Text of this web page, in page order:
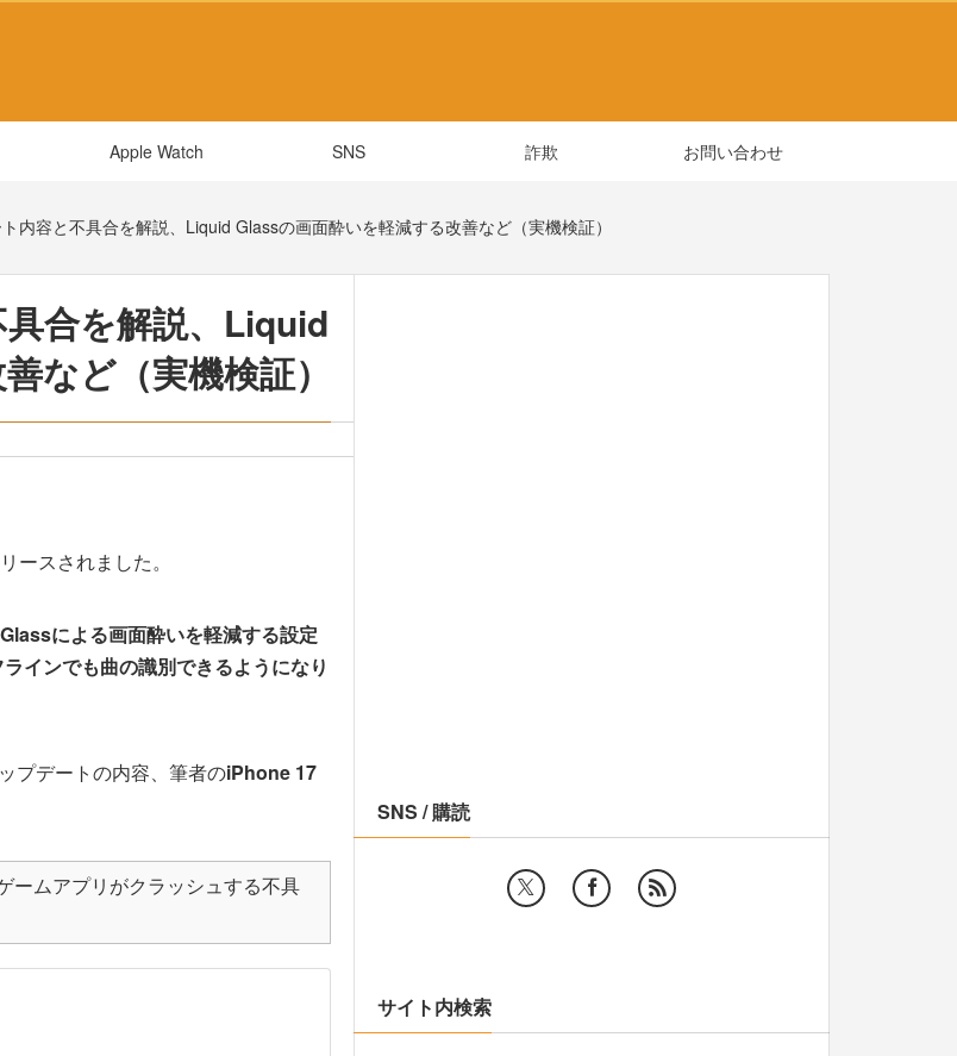
Apple Watch SNS 詐欺 お問い合わせ
内容と不具合を解説、Liquid Glassの画面酔いを軽減する改善など（実機検証）
合を解説、Liquid
など（実機検証）
ースされました。
による画面酔いを軽減する設定
ラインでも曲の識別できるようになり
プデートの内容、筆者のiPhone 17
ームアプリがクラッシュする不具
SNS / 購読
サイト内検索